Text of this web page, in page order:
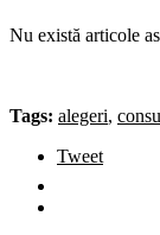
Nu există articole
Tags: alegeri,
Tweet